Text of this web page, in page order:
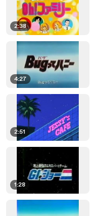
2:38
4:27
2:51
1:28